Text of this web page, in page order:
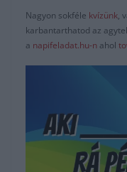
Nagyon sokféle kvízünk,
karbantarthatod az
a napifeladat.hu-n ahol